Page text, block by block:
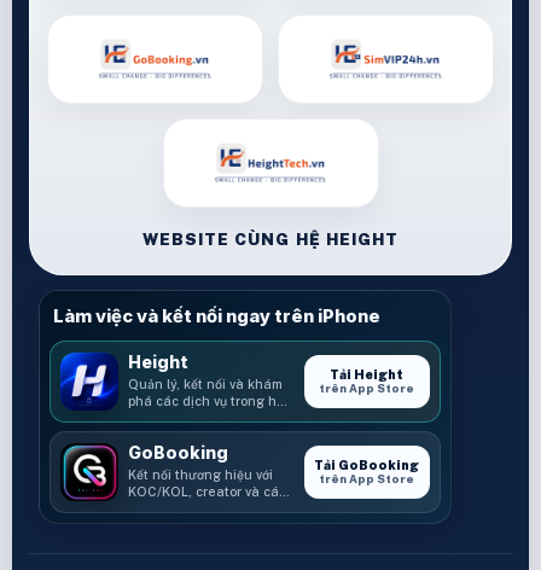
WEBSITE CÙNG HỆ HEIGHT
Làm việc và kết nối ngay trên iPhone
Height
Quản lý, kết nối và khám
phá các dịch vụ trong hệ
Tải Height
trên App Store
GoBooking
Kết nối thương hiệu với
KOC/KOL, creator và các
Tải GoBooking
trên App Store